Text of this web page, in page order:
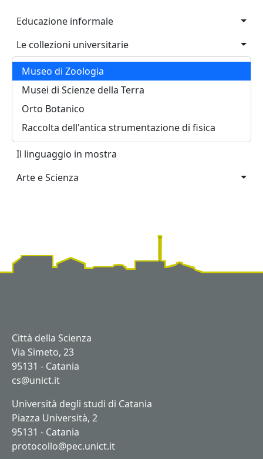
Main navigation
Educazione informale
Le collezioni universitarie
Museo di Zoologia
Musei di Scienze della Terra
Orto Botanico
Raccolta dell'antica strumentazione di fisica
Il linguaggio in mostra
Arte e Scienza
Città della Scienza
Via Simeto, 23
95131 - Catania
cs@unict.it
Università degli studi di Catania
Piazza Università, 2
95131 - Catania
protocollo@pec.unict.it